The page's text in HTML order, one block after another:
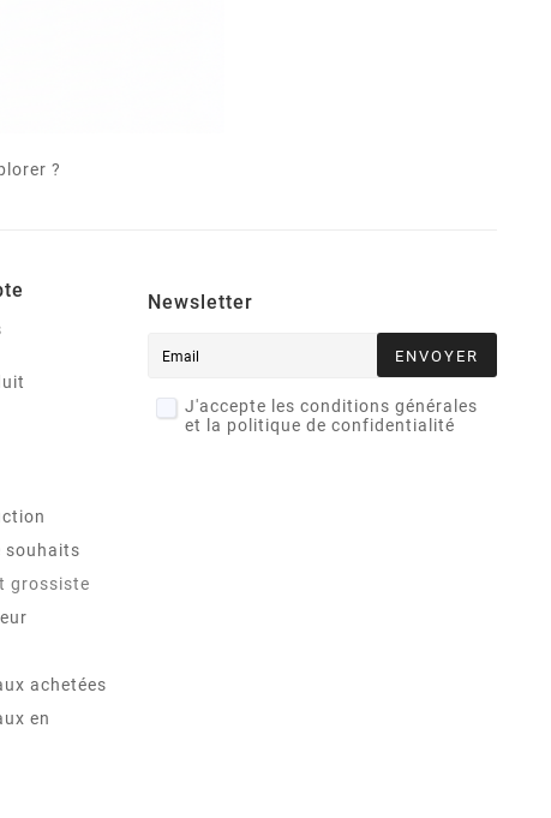
?
souhaits
grossiste
achetées
en
Newsletter
ENVOYER
J'accepte les conditions générales
et la politique de confidentialité